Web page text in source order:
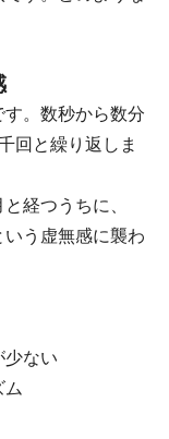
。数秒から数分
回と繰り返しま
経つうちに、
いう虚無感に襲わ
少ない
ム